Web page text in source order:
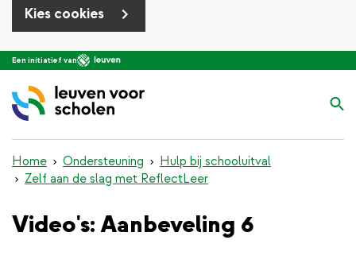
Kies cookies
Overslaan
naar
de
inhoud
gaan
Een initiatief van
Home Ondersteuning
Hulp bij schooluitval
Zelf aan de slag met ReflectLeer
Video's: Aanbeveling 6